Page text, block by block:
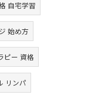
自宅学習
始め方
ピー 資格
リンパ